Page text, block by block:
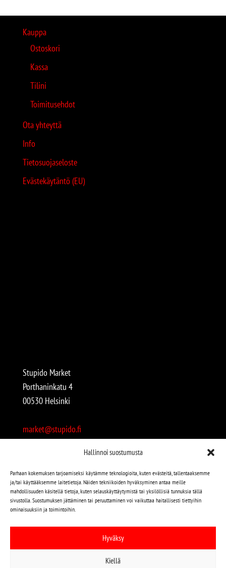
Hallinnoi suostumusta
Parhaan kokemuksen tarjoamiseksi käytämme teknologioita, kuten evästeitä, tallentaaksemme
ja/tai käyttääksemme laitetietoja. Näiden tekniikoiden hyväksyminen antaa meille
mahdollisuuden käsitellä tietoja, kuten selauskäyttäytymistä tai yksilöllisiä tunnuksia tällä
sivustolla. Suostumuksen jättäminen tai peruuttaminen voi vaikuttaa haitallisesti tiettyihin
ominaisuuksiin ja toimintoihin.
Hyväksy
Kiellä
Kauppa
Ostoskori
Kassa
Tilini
Toimitusehdot
Ota yhteyttä
Info
Tietosuojaseloste
Evästekäytäntö (EU)
Stupido Market
Porthaninkatu 4
00530 Helsinki
market@stupido.fi
Avoinna:
arkisin 12-18
lauantaisin 12-17
Stupido löytyy myös kivijalasta!
Stupido Marketista löydät niin uudet kuin käytetytkin
levyt, vaatteet, kirjat, korut jne jne…